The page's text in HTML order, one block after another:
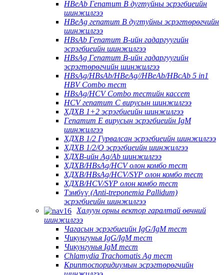
HBeAb Гепатит В дугтуйны эсрэгбиеийн
шинжилгээ
HBeAg гепатит В дугтуйны эсрэгтөрөгчийн
шинжилгээ
HBsAb Гепатит В-ийн гадаргуугийн
эсрэгбиеийн шинжилгээ
HBsAg Гепатит В-ийн гадаргуугийн
эсрэгтөрөгчийн шинжилгээ
HBsAg/HBsAb/HBeAg//HBeAb/HBcAb 5 in1
HBV Combo тест
HBsAg/HCV Combo тестийн кассет
HCV гепатит С вирусын шинжилгээ
ХДХВ 1+2 эсрэгбиеийн шинжилгээ
Гепатит Е вирусын эсрэгбиеийн IgM
шинжилгээ
ХДХВ 1/2 Гурвалсан эсрэгбиеийн шинжилгээ
ХДХВ 1/2/O эсрэгбиеийн шинжилгээ
ХДХВ-ийн Ag/Ab шинжилгээ
ХДХВ/HBsAg/HCV олон комбо тест
ХДХВ/HBsAg/HCV/SYP олон комбо тест
ХДХВ/HCV/SYP олон комбо тест
Тэмбүү (Anti-treponemia Pallidum)
эсрэгбиеийн шинжилгээ
Халуун орны вектор гаралтай өвчний
шинжилгээ
Чагасын эсрэгбиеийн IgG/IgM тест
Чикунгунья IgG/IgM тест
Чикунгунья IgM тест
Chlamydia Trachomatis Ag тест
Криптоспоридиумын эсрэгтөрөгчийн